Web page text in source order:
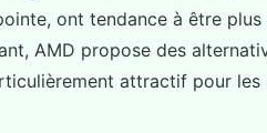
ont tendance à être
AMD propose des
attractif pour les